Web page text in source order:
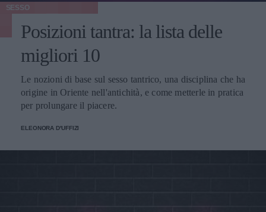
SESSO
Posizioni tantra: la lista delle
migliori 10
Le nozioni di base sul sesso tantrico, una disciplina che ha
origine in Oriente nell'antichità, e come metterle in pratica
per prolungare il piacere.
ELEONORA D'UFFIZI